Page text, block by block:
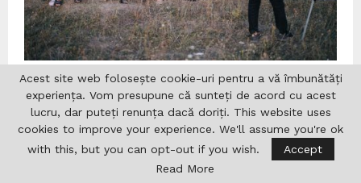
Tabăra de astronomie „Să cunoaştem cerul!”, ediţia a
XI-a, 29 august – 3 septembrie 2024 Comuna Dodeşti,
Judeţul Vaslui
Acest site web folosește cookie-uri pentru a vă îmbunătăți
experiența. Vom presupune că sunteți de acord cu acest
lucru, dar puteți renunța dacă doriți. This website uses
cookies to improve your experience. We'll assume you're ok
with this, but you can opt-out if you wish.
Accept
Read More